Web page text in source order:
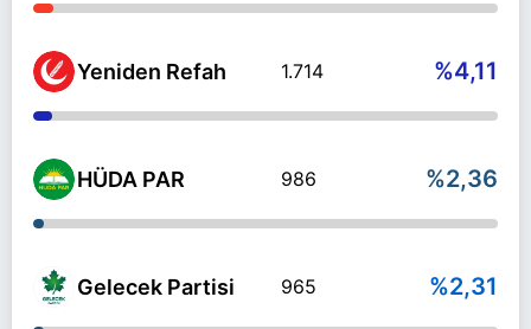
Yeniden Refah 1.714 %4,11
HÜDA PAR 986 %2,36
Gelecek Partisi 965 %2,31